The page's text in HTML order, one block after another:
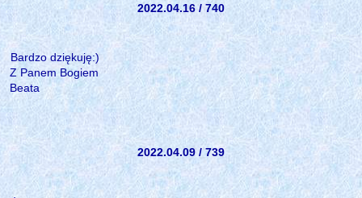
2022.04.16 / 740
Bardzo dziękuję:)
Z Panem Bogiem
Beata
2022.04.09 / 739